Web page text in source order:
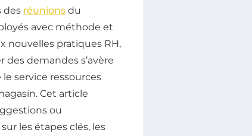
des réunions du
avec méthode et
nouvelles pratiques RH,
demandes s’avère
service ressources
Cet article
ou
les étapes clés, les